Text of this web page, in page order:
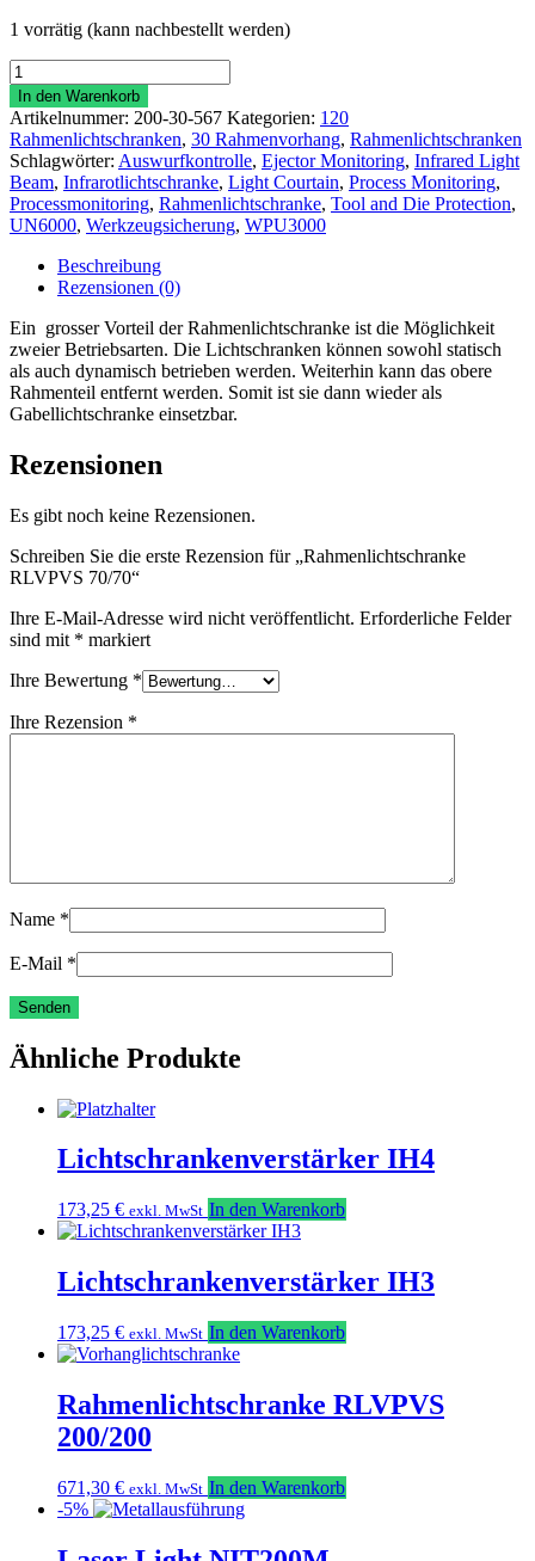
1 vorrätig (kann nachbestellt werden)
Rahmenlichtschranke
RLVPVS
70/70
Menge
In den Warenkorb
Artikelnummer: 200-30-567 Kategorien: 120
Rahmenlichtschranken, 30 Rahmenvorhang, Rahmenlichtschranken
Schlagwörter: Auswurfkontrolle, Ejector Monitoring, Infrared Light
Beam, Infrarotlichtschranke, Light Courtain, Process Monitoring,
Processmonitoring, Rahmenlichtschranke, Tool and Die Protection,
UN6000, Werkzeugsicherung, WPU3000
Beschreibung
Rezensionen (0)
Ein grosser Vorteil der Rahmenlichtschranke ist die Möglichkeit
zweier Betriebsarten. Die Lichtschranken können sowohl statisch
als auch dynamisch betrieben werden. Weiterhin kann das obere
Rahmenteil entfernt werden. Somit ist sie dann wieder als
Gabellichtschranke einsetzbar.
Rezensionen
Es gibt noch keine Rezensionen.
Schreiben Sie die erste Rezension für „Rahmenlichtschranke
RLVPVS 70/70“
Ihre E-Mail-Adresse wird nicht veröffentlicht. Erforderliche Felder
sind mit * markiert
Ihre Bewertung *
Ihre Rezension *
Name *
E-Mail *
Ähnliche Produkte
Lichtschrankenverstärker IH4
173,25 € exkl. MwSt In den Warenkorb
Lichtschrankenverstärker IH3
173,25 € exkl. MwSt In den Warenkorb
Rahmenlichtschranke RLVPVS
200/200
671,30 € exkl. MwSt In den Warenkorb
-5%